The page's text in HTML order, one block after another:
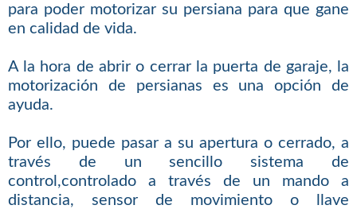
para poder motorizar su persiana para que gane
en calidad de vida.
A la hora de abrir o cerrar la puerta de garaje, la
motorización de persianas es una opción de
ayuda.
Por ello, puede pasar a su apertura o cerrado, a
través de un sencillo sistema de
control,controlado a través de un mando a
distancia, sensor de movimiento o llave